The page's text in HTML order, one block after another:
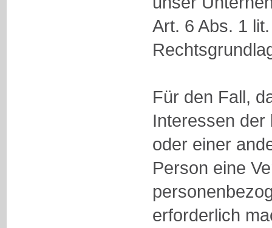
Art. 6 Abs. 1
Für den Fall,
Interessen der
oder einer
Person eine
erforderlich